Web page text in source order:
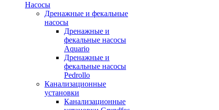
Насосы
Дренажные и фекальные
насосы
Дренажные и
фекальные насосы
Aquario
Дренажные и
фекальные насосы
Pedrollo
Канализационные
установки
Канализационные